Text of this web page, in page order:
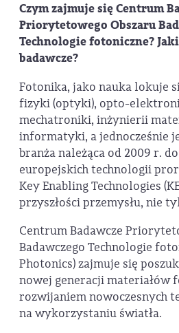
Czym zajmuje się Centrum
Priorytetowego Obszaru
Technologie fotoniczne?
badawcze?
Fotonika, jako nauka lokuje
fizyki (optyki), opto-
mechatroniki, inżynierii
informatyki, a jednocześnie
branża należąca od 2009 r.
europejskich technologii
Key Enabling Technologies
przyszłości przemysłu, nie
Centrum Badawcze
Badawczego Technologie
Photonics) zajmuje się
nowej generacji materiałów
rozwijaniem nowoczesnych
na wykorzystaniu światła.